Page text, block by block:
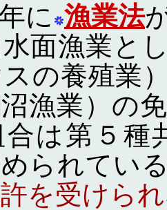
に 漁業法
面漁業と
の養殖業
漁業）の
は第５種
られてい
を受けら